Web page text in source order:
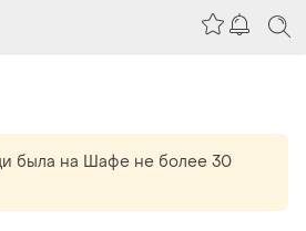
была на Шафе не более 30